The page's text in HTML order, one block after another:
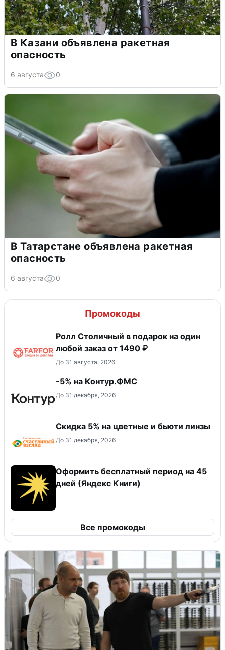
В Казани объявлена ракетная
опасность
6 августа 0
В Татарстане объявлена ракетная
опасность
6 августа 0
Промокоды
Ролл Столичный в подарок на один
любой заказ от 1490 ₽
До 31 августа, 2026
-5% на Контур.ФМС
До 31 декабря, 2026
Скидка 5% на цветные и бьюти линзы
До 31 декабря, 2026
Оформить бесплатный период на 45
дней (Яндекс Книги)
Все промокоды